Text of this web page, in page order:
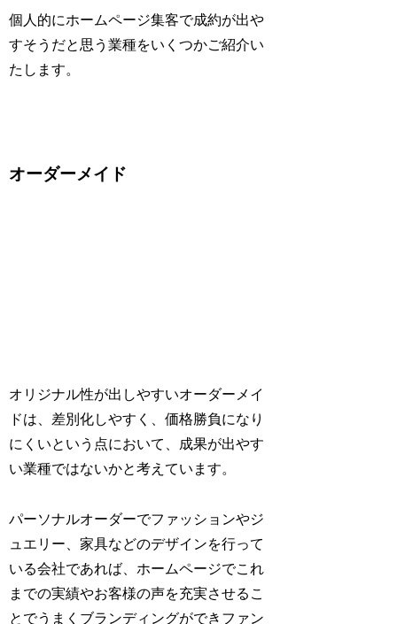
個人的にホームページ集客で成約が出や
すそうだと思う業種をいくつかご紹介い
たします。
オーダーメイド
オリジナル性が出しやすいオーダーメイ
ドは、差別化しやすく、価格勝負になり
にくいという点において、成果が出やす
い業種ではないかと考えています。
パーソナルオーダーでファッションやジ
ュエリー、家具などのデザインを行って
いる会社であれば、ホームページでこれ
までの実績やお客様の声を充実させるこ
とでうまくブランディングができファン